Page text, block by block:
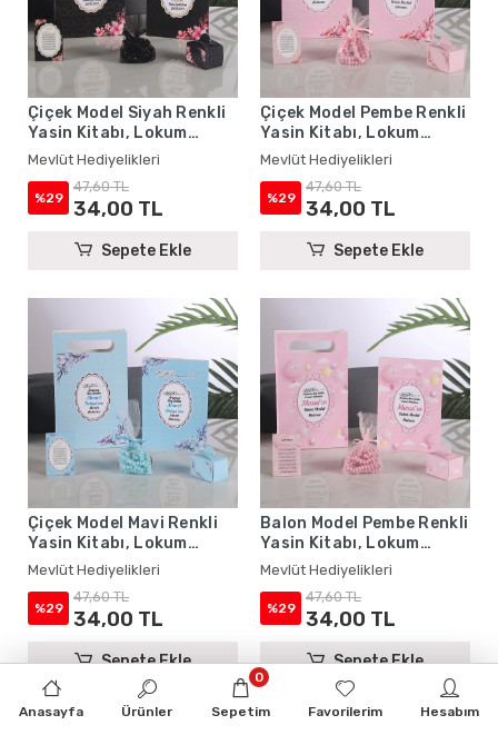
Çiçek Model Siyah Renkli
Yasin Kitabı, Lokum
Kutusu, Magnet, Karton
Çanta ve Tesbih - Mevlüt
Hediyelikleri
Mevlüt Hediyelikleri
%29
47,60 TL
34,00 TL
Sepete Ekle
Çiçek Model Pembe Renkli
Yasin Kitabı, Lokum
Kutusu, Magnet, Karton
Çanta ve Tesbih - Mevlüt
Hediyelikleri
Mevlüt Hediyelikleri
%29
47,60 TL
34,00 TL
Sepete Ekle
Çiçek Model Mavi Renkli
Yasin Kitabı, Lokum
Kutusu, Magnet, Karton
Çanta ve Tesbih - Mevlüt
Hediyelikleri
Mevlüt Hediyelikleri
%29
47,60 TL
34,00 TL
Sepete Ekle
Balon Model Pembe Renkli
Yasin Kitabı, Lokum
Kutusu, Magnet, Karton
Çanta ve Tesbih - Mevlüt
Hediyelikleri
Mevlüt Hediyelikleri
%29
47,60 TL
34,00 TL
Sepete Ekle
Anasayfa Ürünler Sepetim
0
Favorilerim Hesabım